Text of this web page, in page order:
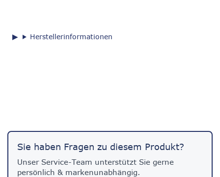
Herstellerinformationen
Sie haben Fragen zu diesem Produkt?
Unser Service-Team unterstützt Sie gerne
persönlich & markenunabhängig.